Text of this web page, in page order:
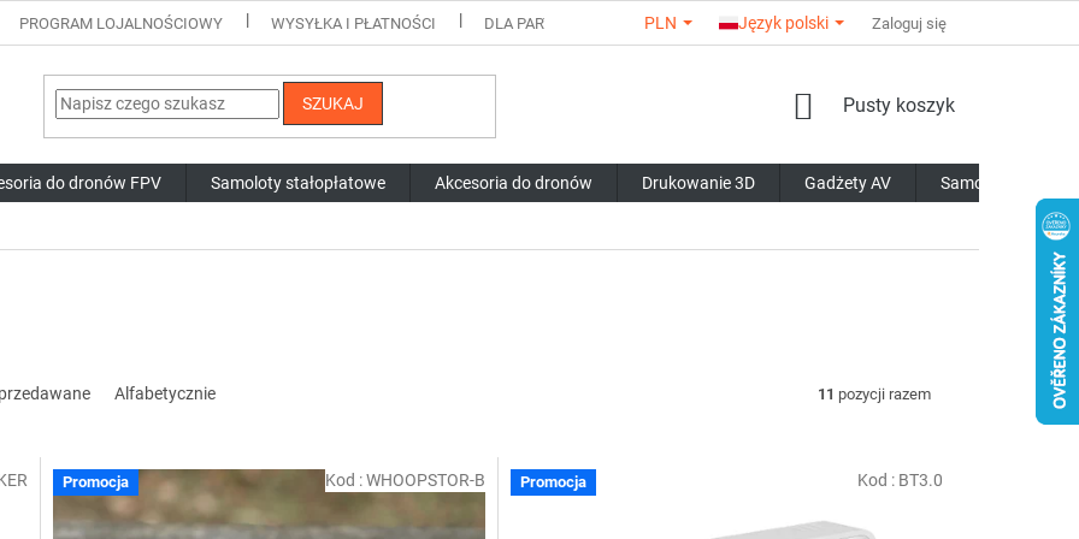
PROGRAM LOJALNOŚCIOWY WYSYŁKA I PŁATNOŚCI DLA PARTNERÓW O NAS KONTAKTY OPINIE O SKLEPIE
PLN Język polski Zaloguj się
SZUKAJ KOSZYK
Pusty koszyk
do dronów FPV Samoloty stałopłatowe Akcesoria do dronów Drukowanie 3D Gadżety AV Samochody RC
Alfabetycznie 11 pozycji razem
Promocja Kod :WHOOPSTOR-B Promocja Kod : BT3.0